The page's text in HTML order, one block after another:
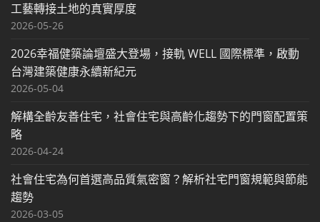
工藝轉接土地的真實厚度
2026-05-26
2026幸福健築論壇盛大登場，接軌 WELL 國際標準，啟動
台灣建築健康永續新紀元
2026-05-04
解構全齡友善住宅，社會住宅與高齡化趨勢下的門窗配置策
略
2026-04-24
社會住宅為何首選高品質氣密窗？解析社宅門窗規範與節能
趨勢
2026-03-05